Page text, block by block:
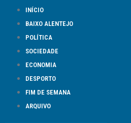
INÍCIO
BAIXO ALENTEJO
POLÍTICA
SOCIEDADE
ECONOMIA
DESPORTO
FIM DE SEMANA
ARQUIVO